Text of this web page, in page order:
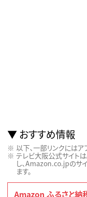
おすすめ情報
以下、一部リンクにはア
テレビ大阪公式サイト
し、Amazon.co.jpのサ
ます。
Amazon ふるさと納